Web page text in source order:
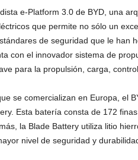
e-Platform 3.0 de BYD, una
que permite no sólo un
de seguridad que le han
con el innovador sistema de
para la propulsión, carga,
se comercializan en Europa, el
Esta batería consta de 172
la Blade Battery utiliza litio
nivel de seguridad y